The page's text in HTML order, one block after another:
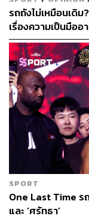
รถถังไม่เหมือนเดิ
เรื่องความเป็นมืออ
SPORT
One Last Time ร
และ ‘ศรัทธา’